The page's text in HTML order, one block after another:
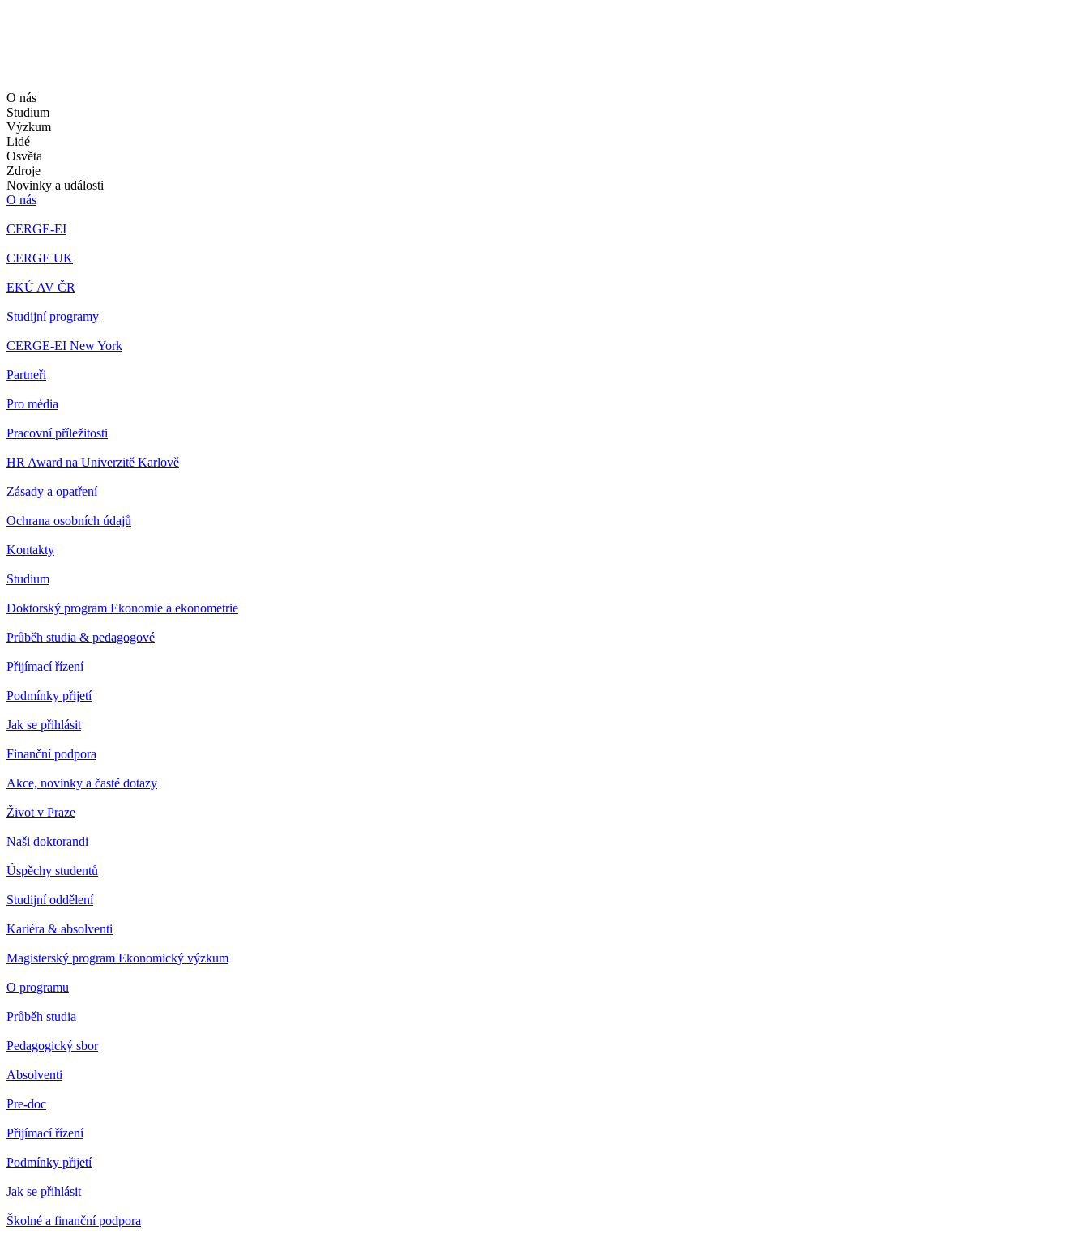
O nás
Studium
Výzkum
Lidé
Osvěta
Zdroje
Novinky a události
O nás
CERGE-EI
CERGE UK
EKÚ AV ČR
Studijní programy
CERGE-EI New York
Partneři
Pro média
Pracovní příležitosti
HR Award na Univerzitě Karlově
Zásady a opatření
Ochrana osobních údajů
Kontakty
Studium
Doktorský program Ekonomie a ekonometrie
Průběh studia & pedagogové
Přijímací řízení
Podmínky přijetí
Jak se přihlásit
Finanční podpora
Akce, novinky a časté dotazy
Život v Praze
Naši doktorandi
Úspěchy studentů
Studijní oddělení
Kariéra & absolventi
Magisterský program Ekonomický výzkum
O programu
Průběh studia
Pedagogický sbor
Absolventi
Pre-doc
Přijímací řízení
Podmínky přijetí
Jak se přihlásit
Školné a finanční podpora